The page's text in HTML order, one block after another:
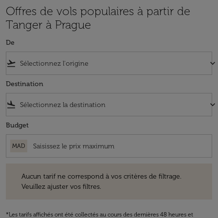
Offres de vols populaires à partir de
Tanger à Prague
De
flight_takeoff keyboard_arrow_down
Destination
flight_land keyboard_arrow_down
Budget
MAD
Aucun tarif ne correspond à vos critères de filtrage.
Veuillez ajuster vos filtres.
*Les tarifs affichés ont été collectés au cours des dernières 48 heures et